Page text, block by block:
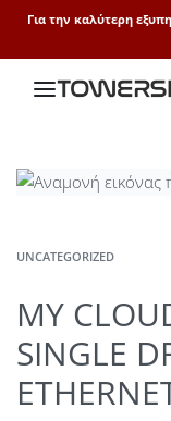
Για την καλύτερη
UNCATEGORIZED
MY
SINGLE